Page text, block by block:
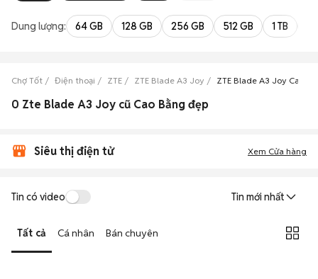
Dung lượng: 64 GB 128 GB 256 GB 512 GB 1 TB
Chợ Tốt Điện thoại ZTE ZTE Blade A3 Joy ZTE Blade A3 Joy Cao
0 Zte Blade A3 Joy cũ Cao Bằng đẹp
Siêu thị điện tử Xem Cửa hàng
Tin có video Tin mới nhất
Tất cả Cá nhân Bán chuyên